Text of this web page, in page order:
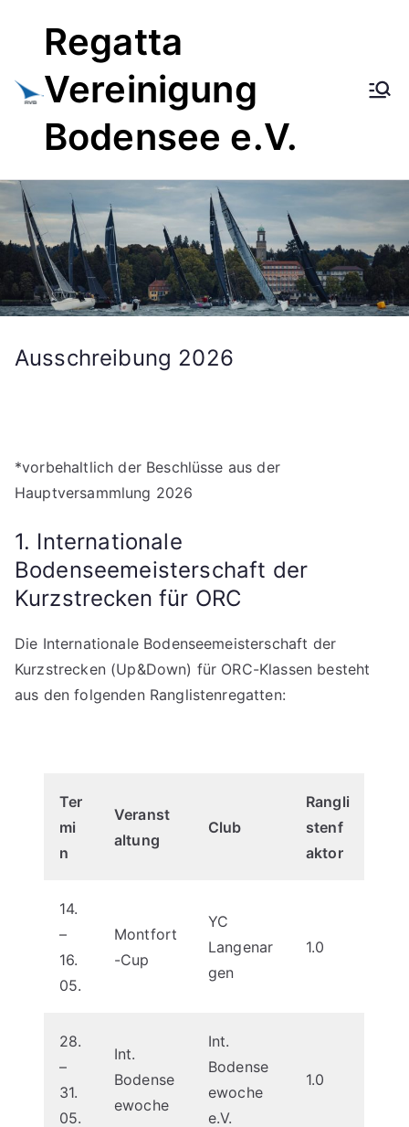
Regatta
Vereinigung
Bodensee e.V.
Ausschreibung 2026
*vorbehaltlich der Beschlüsse aus der
Hauptversammlung 2026
1. Internationale
Bodenseemeisterschaft der
Kurzstrecken für ORC
Die Internationale Bodenseemeisterschaft der
Kurzstrecken (Up&Down) für ORC-Klassen besteht
aus den folgenden Ranglistenregatten:
Ter
mi
n
Veranst
altung
Club
Rangli
stenf
aktor
14.
–
16.
05.
Montfort
-Cup
YC
Langenar
gen
1.0
28.
–
31.
05.
Int.
Bodense
ewoche
Int.
Bodense
ewoche
e.V.
1.0